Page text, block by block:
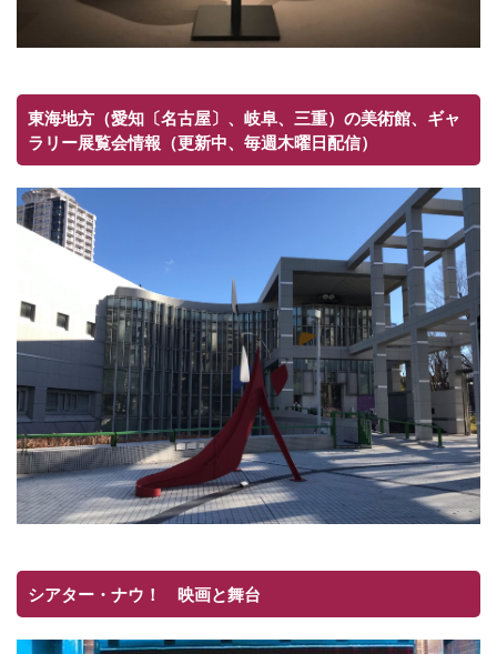
東海地方（愛知〔名古屋〕、岐阜、三重）の美術館、ギャ
ラリー展覧会情報（更新中、毎週木曜日配信）
シアター・ナウ！ 映画と舞台